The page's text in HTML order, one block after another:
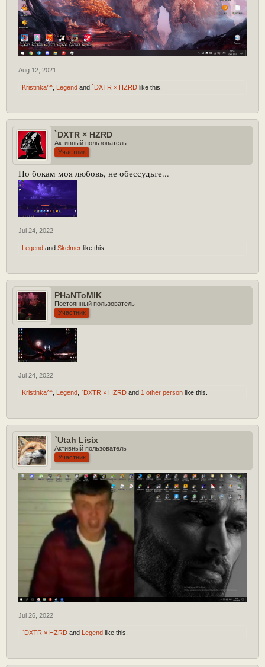
Aug 12, 2021
Kristinka^^ Legend and `DXTR × HZRD like this.
`DXTR × HZRD
Активный пользователь
Участник
По бокам моя любовь, не обессудьте...
Jul 24, 2022
Legend and Skelmer like this.
PHaNToMIK
Постоянный пользователь
Участник
Jul 24, 2022
Kristinka^^ Legend `DXTR × HZRD and 1 other person like this.
`Utah Lisix
Активный пользователь
Участник
Jul 26, 2022
`DXTR × HZRD and Legend like this.